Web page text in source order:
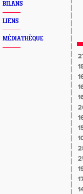
BILANS
LIENS
MÉDIATHÈQUE